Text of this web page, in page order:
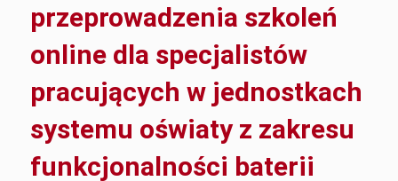
przeprowadzenia szkoleń
online dla specjalistów
pracujących w jednostkach
systemu oświaty z zakresu
funkcjonalności baterii